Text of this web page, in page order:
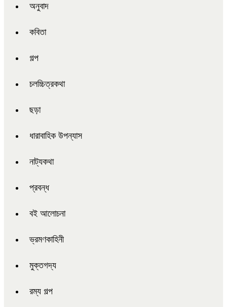
অনুবাদ
কবিতা
গল্প
চলচ্চিত্রকথা
ছড়া
ধারাবাহিক উপন্যাস
নাট্যকথা
প্রবন্ধ
বই আলোচনা
ভ্রমণকাহিনী
মুক্তগদ্য
রম্য গল্প